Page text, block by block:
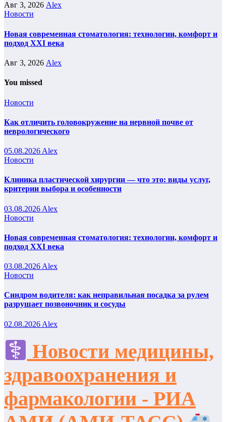
Авг 3, 2026 Alex
Новости
Новая современная стоматология: технологии, комфорт и
подход XXI века
Авг 3, 2026 Alex
You missed
Новости
Как отличить головокружение на нервной почве от
неврологического
05.08.2026 Alex
Новости
Клиника пластической хирургии — что это: виды услуг,
критерии выбора и особенности
03.08.2026 Alex
Новости
Новая современная стоматология: технологии, комфорт и
подход XXI века
03.08.2026 Alex
Новости
Синдром водителя: как неправильная посадка за рулем
разрушает позвоночник и сосуды
02.08.2026 Alex
Новости медицины,
здравоохранения и
фармакологии - РИА